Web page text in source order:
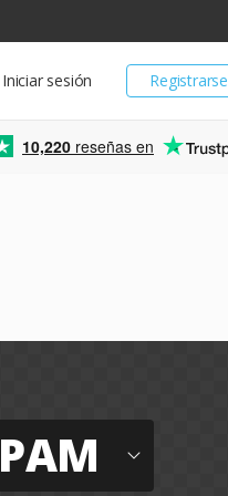
Registrarse
Iniciar sesión
10,220 reseñas en
PAM